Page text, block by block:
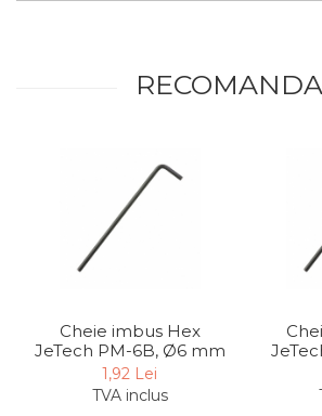
Cheie imbus Hex
JeTech PM-6B, Ø6 mm
1,92 Lei
TVA inclus